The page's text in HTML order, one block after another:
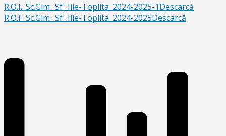
R.O.I._Sc.Gim_.Sf_.Ilie-Toplita_2024-2025-1Descarcă
R.O.F_Sc.Gim_.Sf_.Ilie-Toplita_2024-2025Descarcă